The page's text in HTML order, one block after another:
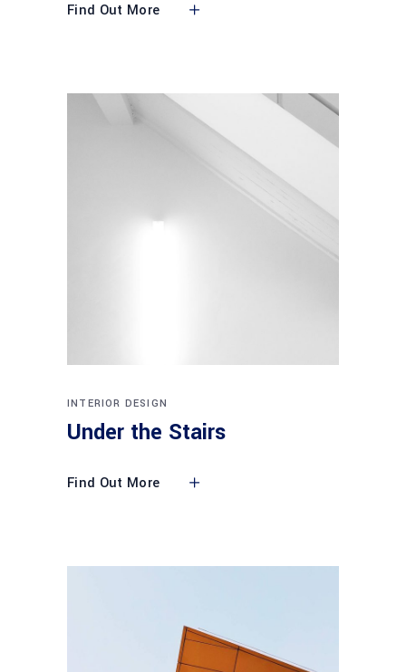
Find Out More
INTERIOR DESIGN
Under the Stairs
Find Out More